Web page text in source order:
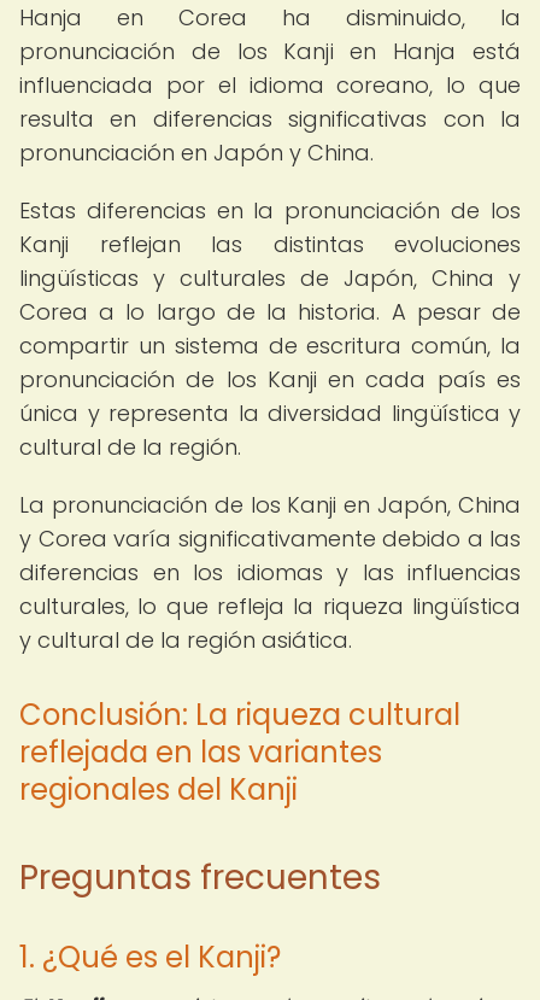
Hanja en Corea ha disminuido, la
pronunciación de los Kanji en Hanja está
influenciada por el idioma coreano, lo que
resulta en diferencias significativas con la
pronunciación en Japón y China.
Estas diferencias en la pronunciación de los
Kanji reflejan las distintas evoluciones
lingüísticas y culturales de Japón, China y
Corea a lo largo de la historia. A pesar de
compartir un sistema de escritura común, la
pronunciación de los Kanji en cada país es
única y representa la diversidad lingüística y
cultural de la región.
La pronunciación de los Kanji en Japón, China
y Corea varía significativamente debido a las
diferencias en los idiomas y las influencias
culturales, lo que refleja la riqueza lingüística
y cultural de la región asiática.
Conclusión: La riqueza cultural
reflejada en las variantes
regionales del Kanji
Preguntas frecuentes
1. ¿Qué es el Kanji?